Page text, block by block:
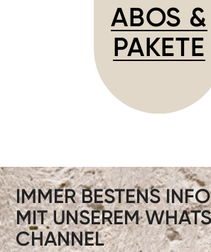
ABOS &
PAKETE
IMMER BESTENS
MIT UNSEREM
CHANNEL